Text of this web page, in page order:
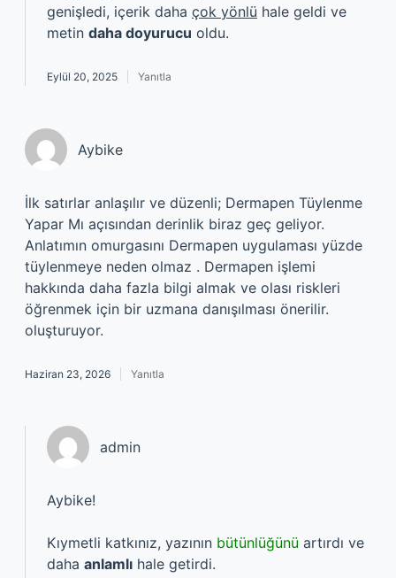
genişledi, içerik daha çok yönlü hale geldi ve
metin daha doyurucu oldu.
Eylül 20, 2025 Yanıtla
Aybike
İlk satırlar anlaşılır ve düzenli; Dermapen Tüylenme
Yapar Mı açısından derinlik biraz geç geliyor.
Anlatımın omurgasını Dermapen uygulaması yüzde
tüylenmeye neden olmaz . Dermapen işlemi
hakkında daha fazla bilgi almak ve olası riskleri
öğrenmek için bir uzmana danışılması önerilir.
oluşturuyor.
Haziran 23, 2026 Yanıtla
admin
Aybike!
Kıymetli katkınız, yazının bütünlüğünü artırdı ve
daha anlamlı hale getirdi.